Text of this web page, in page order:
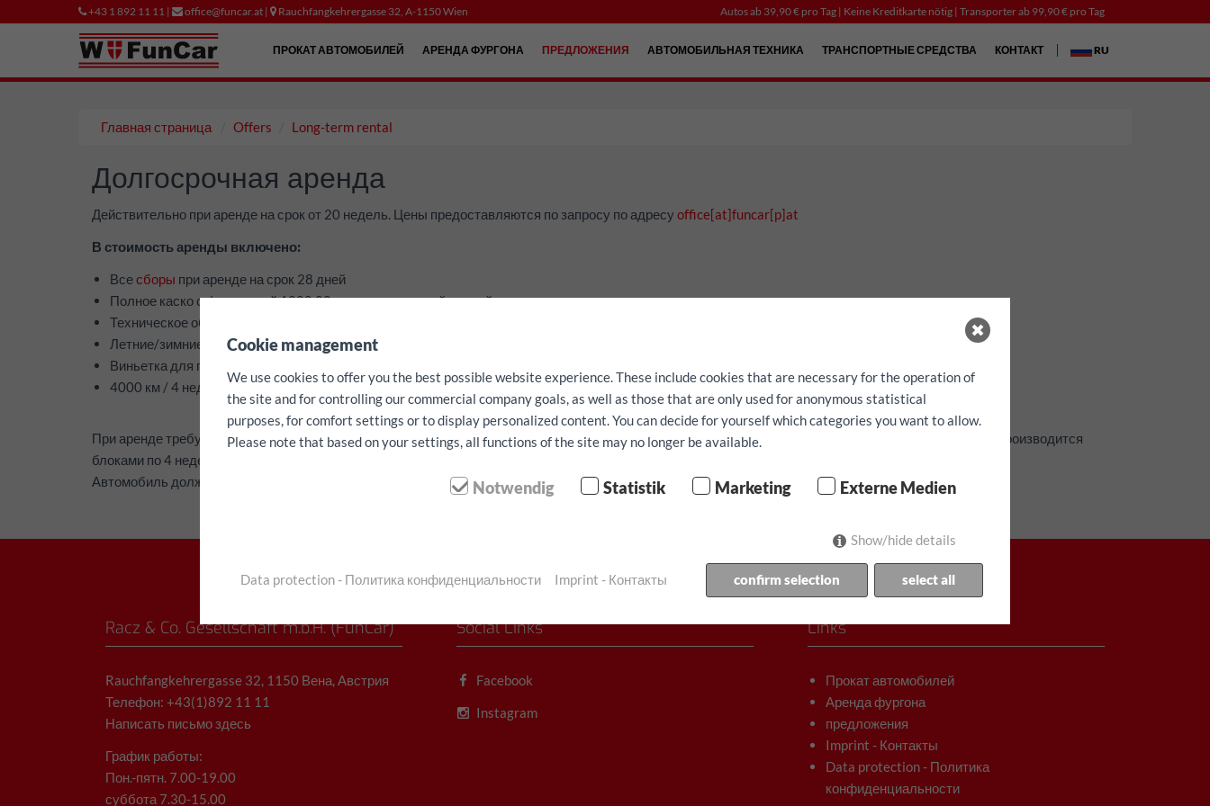
+43 1 892 11 11 | office@funcar.at | Rauchfangkehrergasse 32, A-1150 Wien Autos ab 39,90 € pro Tag | Keine Kreditkarte nötig | Transporter ab 99,90 € pro Tag
ПРОКАТ АВТОМОБИЛЕЙ АРЕНДА ФУРГОНА ПРЕДЛОЖЕНИЯ АВТОМОБИЛЬНАЯ ТЕХНИКА ТРАНСПОРТНЫЕ СРЕДСТВА КОНТАКТ RU
Главная страница Offers Long-term rental
Долгосрочная аренда
Действительно при аренде на срок от 20 недель. Цены предоставляются по запросу по адресу office[at]funcar[p]at
В стоимость аренды включено:
Всесборы при аренде на срок 28 дней
Полное каско с франшизой 1000,00 евро за страховой случай
Техническое обслуживание и ремонт
Летние/зимние шины
Виньетка для проезда по автомагистралям Австрии
4000 км / 4 недели
При аренде требуется внести указанный депозит и арендную плату за первые 4 недели. Минимальный срок аренды составляет 20 недель, оплата производится
блоками по 4 недели. Возврат средств за досрочный возврат не производится. Цены действительны только для поездок по Австрии.
Автомобиль должен быть возвращен с полным баком топлива.
Racz & Co. Gesellschaft m.b.H. (FunCar)
Rauchfangkehrergasse 32, 1150 Вена, Австрия
Телефон: +43(1)892 11 11
Написать письмо здесь
График работы:
Пон.-пятн. 7.00-19.00
суббота 7.30-15.00
Social Links
Facebook
Instagram
Links
Прокат автомобилей
Аренда фургона
предложения
Imprint - Контакты
Data protection - Политика
конфиденциальности
Cookie management
We use cookies to offer you the best possible website experience. These include cookies that are necessary for the operation of
the site and for controlling our commercial company goals, as well as those that are only used for anonymous statistical
purposes, for comfort settings or to display personalized content. You can decide for yourself which categories you want to allow.
Please note that based on your settings, all functions of the site may no longer be available.
Notwendig Statistik Marketing Externe Medien
Show/hide details
confirm selection select all
Data protection - Политика конфиденциальности Imprint - Контакты